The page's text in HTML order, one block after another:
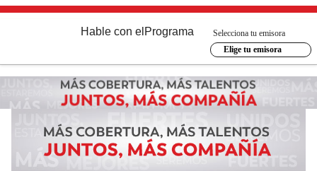
Hable con el Programa
Selecciona tu emisora
Elige tu emisora